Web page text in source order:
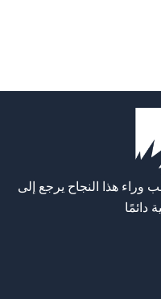
الإيميل*
وراء هذا النجاح يرجع إلى
دائمًا